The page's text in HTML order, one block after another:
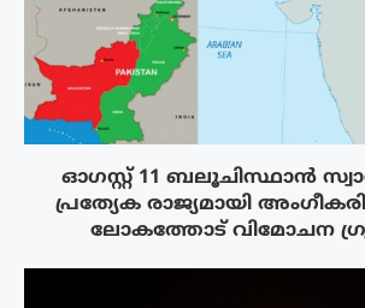
ഓഗസ്റ്റ് 11 ബലൂചിസ്ഥാൻ
പ്രത്യേക രാജ്യമായി
ലോകത്തോട് വിമോചന